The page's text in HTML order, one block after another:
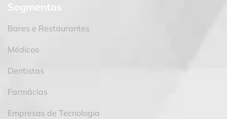
Segmentos
Bares e Restaurantes
Médicos
Dentistas
Farmácias
Empresas de Tecnologia